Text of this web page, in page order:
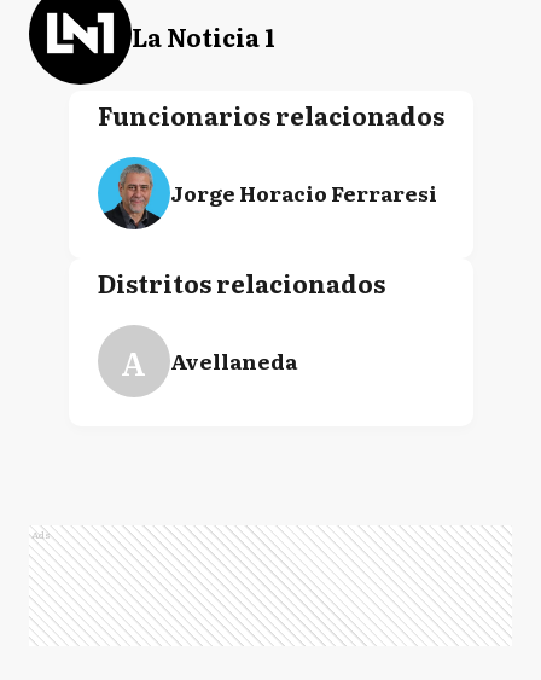
La Noticia 1
Funcionarios relacionados
Jorge Horacio Ferraresi
Distritos relacionados
A Avellaneda
Ads